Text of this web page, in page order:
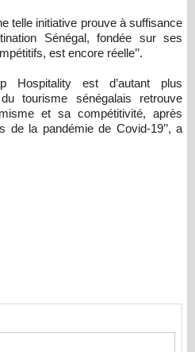
telle initiative prouve à suffisance
Sénégal, fondée sur ses
est encore réelle’’.
Hospitality est d’autant plus
tourisme sénégalais retrouve
et sa compétitivité, après
de la pandémie de Covid-19’’, a